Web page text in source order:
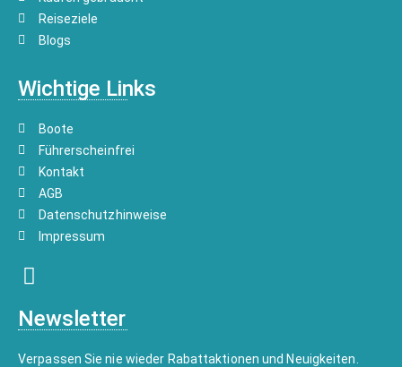
Reiseziele
Blogs
Wichtige Links
Boote
Führerscheinfrei
Kontakt
AGB
Datenschutzhinweise
Impressum
Newsletter
Verpassen Sie nie wieder Rabattaktionen und Neuigkeiten.